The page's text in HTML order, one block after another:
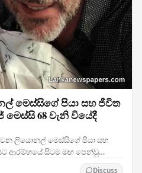
මෙස්සිගේ පියා සහ ජීවිත
68 වැනි වියේදී
ලියොනල් මෙස්සිගේ පියා සහ
ආරම්භයේ සිටම මඟ පෙන්වූ
Discuss